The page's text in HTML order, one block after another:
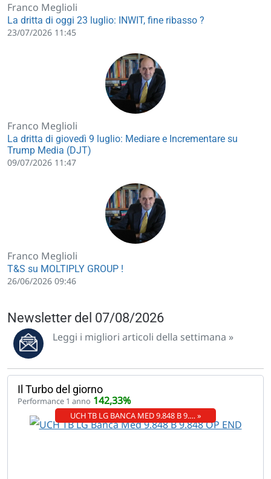
Franco Meglioli
La dritta di oggi 23 luglio: INWIT, fine ribasso ?
23/07/2026 11:45
Franco Meglioli
La dritta di giovedì 9 luglio: Mediare e Incrementare su
Trump Media (DJT)
09/07/2026 11:47
Franco Meglioli
T&S su MOLTIPLY GROUP !
26/06/2026 09:46
Newsletter del 07/08/2026
Leggi i migliori articoli della settimana »
Il Turbo del giorno
Performance 1 anno 142,33%
UCH TB LG BANCA MED 9.848 B 9.… »